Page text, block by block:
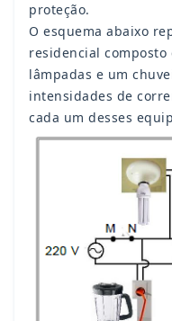
proteção.
O esquema abaixo
residencial
lâmpadas e um
intensidades de
cada um desses